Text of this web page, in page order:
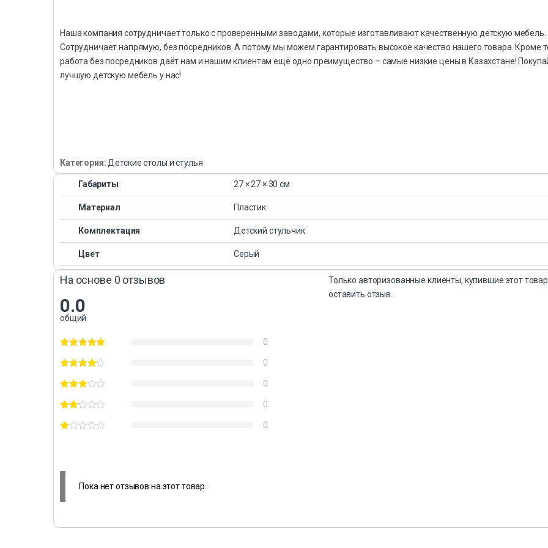
Наша компания сотрудничает только с проверенными заводами, которые изготавливают качественную детскую мебель.
Сотрудничает напрямую, без посредников. А потому мы можем гарантировать высокое качество нашего товара. Кроме
работа без посредников даёт нам и нашим клиентам ещё одно преимущество – самые низкие цены в Казахстане!
лучшую детскую мебель у нас!
Категория: Детские столы и стулья
Габариты 27 × 27 × 30 см
Материал Пластик
Комплектация Детский стульчик
Цвет Серый
На основе 0 отзывов
0.0
общий
0
0
0
0
0
Только авторизованные клиенты, купившие этот
оставить отзыв.
Пока нет отзывов на этот товар.